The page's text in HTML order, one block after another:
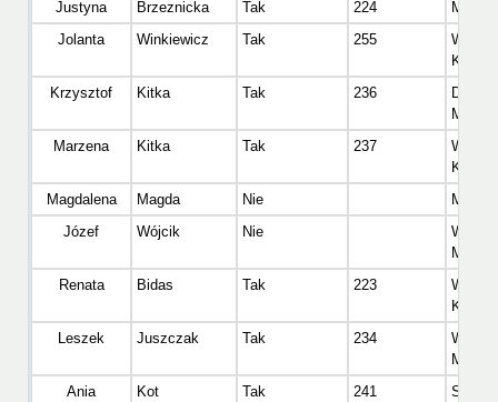
Justyna
Brzeznicka Tak 224
Jolanta
Winkiewicz Tak 255
Kobiet
Krzysztof
Kitka Tak 236
Marzena
Kitka Tak 237
Kobiet
Magdalena
Magda Nie
Józef
Wójcik Nie
Renata
Bidas Tak 223
Kobiet
Leszek
Juszczak Tak 234
Ania
Kot Tak 241
Senior